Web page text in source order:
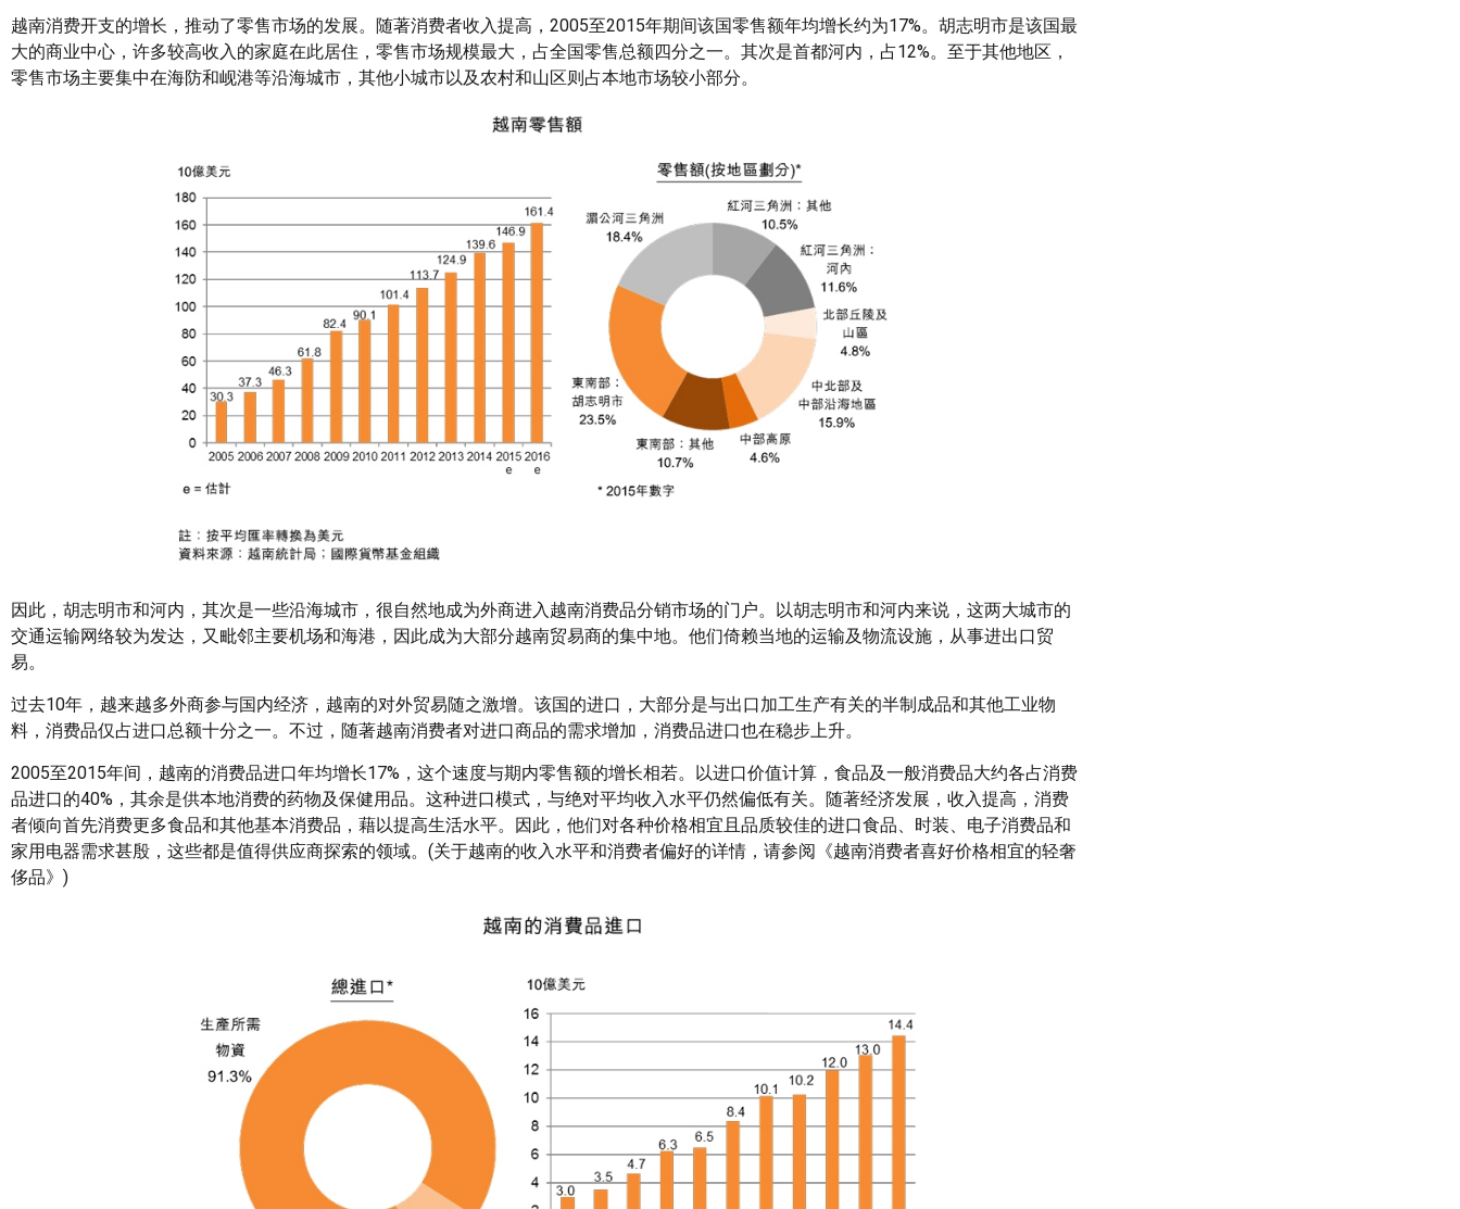
越南消费开支的增长，推动了零售市场的发展。随著消费者收入提高，2005至2015年期间该国零售额年均增长约为17%。胡志明市是该国最
大的商业中心，许多较高收入的家庭在此居住，零售市场规模最大，占全国零售总额四分之一。其次是首都河内，占12%。至于其他地区，
零售市场主要集中在海防和岘港等沿海城市，其他小城市以及农村和山区则占本地市场较小部分。
因此，胡志明市和河内，其次是一些沿海城市，很自然地成为外商进入越南消费品分销市场的门户。以胡志明市和河内来说，这两大城市的
交通运输网络较为发达，又毗邻主要机场和海港，因此成为大部分越南贸易商的集中地。他们倚赖当地的运输及物流设施，从事进出口贸
易。
过去10年，越来越多外商参与国内经济，越南的对外贸易随之激增。该国的进口，大部分是与出口加工生产有关的半制成品和其他工业物
料，消费品仅占进口总额十分之一。不过，随著越南消费者对进口商品的需求增加，消费品进口也在稳步上升。
2005至2015年间，越南的消费品进口年均增长17%，这个速度与期内零售额的增长相若。以进口价值计算，食品及一般消费品大约各占消费
品进口的40%，其余是供本地消费的药物及保健用品。这种进口模式，与绝对平均收入水平仍然偏低有关。随著经济发展，收入提高，消费
者倾向首先消费更多食品和其他基本消费品，藉以提高生活水平。因此，他们对各种价格相宜且品质较佳的进口食品、时装、电子消费品和
家用电器需求甚殷，这些都是值得供应商探索的领域。(关于越南的收入水平和消费者偏好的详情，请参阅《越南消费者喜好价格相宜的轻奢
侈品》)